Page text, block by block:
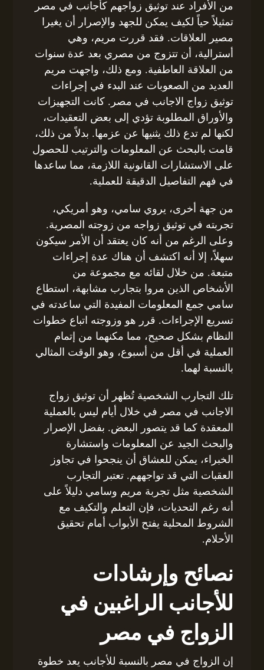
من الأفراد عند توثيق زواجهم كأجانب في مصر
تمثيلاً حياً لكيف يمكن للجهد والإصرار أن يغيرا
مصير العلاقات. فقد قررت مريم، وهي
أسترالية، أن تتزوج من مصري بعد عدة سنوات
من العلاقة العاطفية. ومع ذلك، واجهت مريم
العديد من الصعوبات عند البدء في إجراءات
توثيق زواج الاجانب في مصر. كانت التجهيزات
والأوراق المطلوبة تؤدي إلى بعض التعقيدات،
لكنها لم تدع ذلك يثنيها عن عزمها. بدلاً من ذلك،
قامت بالبحث عن المعلومات والترتيب للحصول
على الاستشارات القانونية اللازمة، مما ساعدها
في فهم التفاصيل الدقيقة للعملية.
من جهة أخرى، يروي سامي، وهو أمريكي،
تجربته في توثيق زواجه من زوجته المصرية.
وعلى الرغم من أنه كان يعتقد أن الأمر سيكون
سهلاً، إلا أنه اكتشف أن هناك عدة إجراءات
متبعة. من خلال لقائه مع مجموعة من
الأشخاص الذين مروا بتجارب مشابهة، استطاع
سامي جمع المعلومات المفيدة التي ساعدته في
تسريع الإجراءات. قرر هو وزوجته اتباع خطوات
النظام بشكل صحيح، مما مكنهما من إتمام
العملية في أقل من أسبوع، وهو الوقت المثالي
بالنسبة لهما.
تلك التجارب الشخصية تُظهر أن توثيق زواج
الاجانب في مصر في خلال أيام ليس بالعملية
المعقدة كما قد يتصور البعض. بفضل الإصرار
والبحث الجيد عن المعلومات واستشارة
الخبراء، يمكن للعشاق أن ينجحوا في تجاوز
العقبات التي قد تواجههم. تعتبر التجارب
الشخصية مثل تجربة مريم وسامي دليلاً على
أنه رغم التحديات، فإن التعلم والتكيف مع
الشروط المحلية يفتح الأبواب أمام تحقيق
الأحلام.
نصائح وإرشادات
للأجانب الراغبين في
الزواج في مصر
إن الزواج في مصر بالنسبة للأجانب يعد خطوة